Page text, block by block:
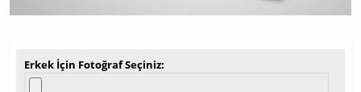
Erkek İçin Fotoğraf Seçiniz